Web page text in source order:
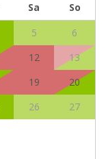
Sa
So
5
6
12
13
19
20
26
27